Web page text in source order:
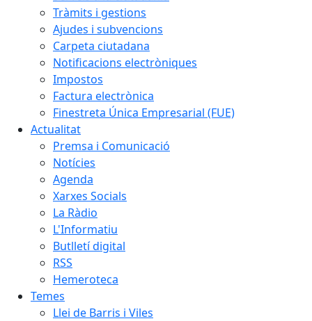
Tràmits i gestions
Ajudes i subvencions
Carpeta ciutadana
Notificacions electròniques
Impostos
Factura electrònica
Finestreta Única Empresarial (FUE)
Actualitat
Premsa i Comunicació
Notícies
Agenda
Xarxes Socials
La Ràdio
L'Informatiu
Butlletí digital
RSS
Hemeroteca
Temes
Llei de Barris i Viles